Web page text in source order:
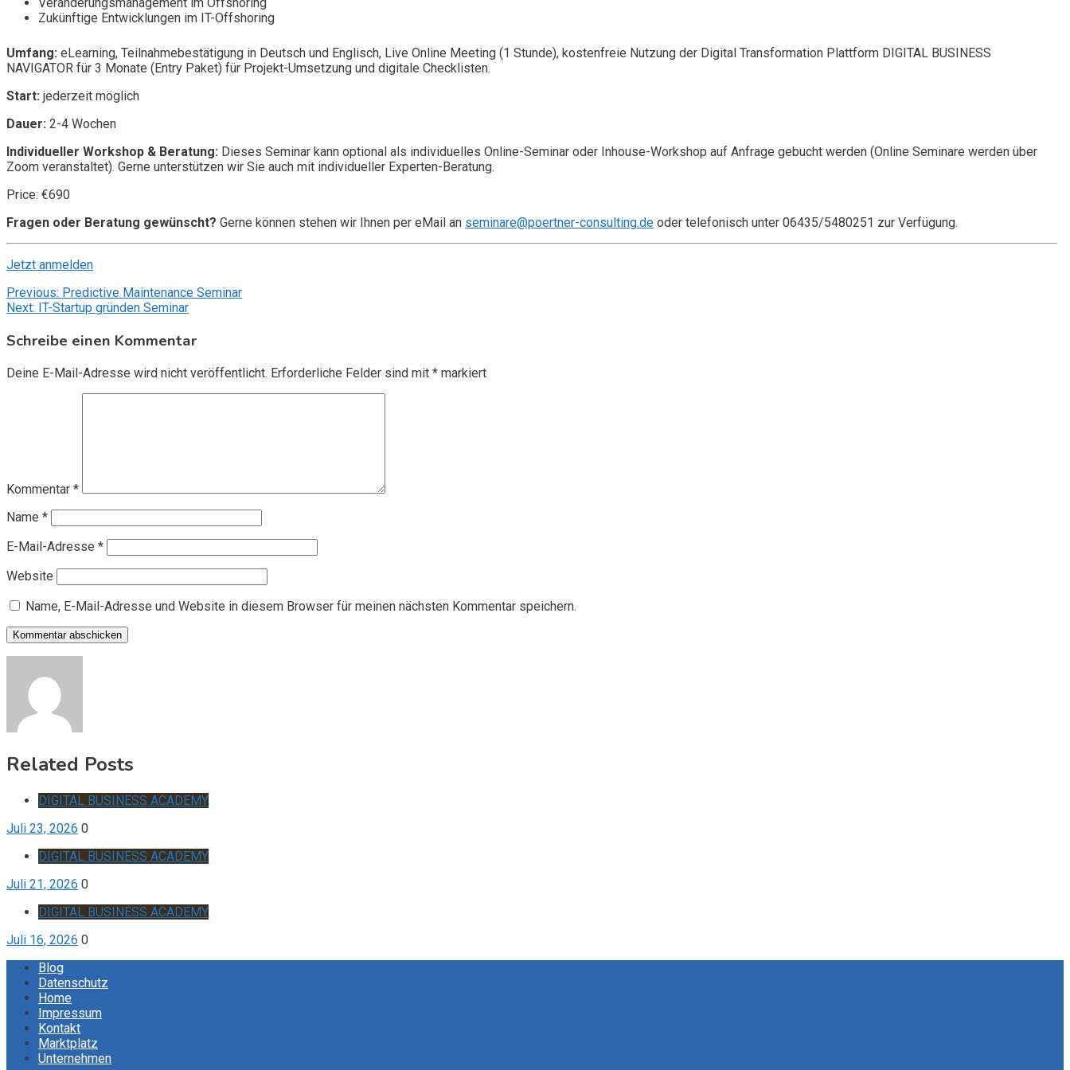
Zukünftige Entwicklungen im IT-Offshoring
Umfang: eLearning, Teilnahmebestätigung in Deutsch und Englisch, Live Online Meeting (1 Stunde), kostenfreie Nutzung der Digital Transformation Plattform DIGITAL BUSINESS
NAVIGATOR für 3 Monate (Entry Paket) für Projekt-Umsetzung und digitale Checklisten.
Start: jederzeit möglich
Dauer: 2-4 Wochen
Individueller Workshop & Beratung: Dieses Seminar kann optional als individuelles Online-Seminar oder Inhouse-Workshop auf Anfrage gebucht werden (Online Seminare werden über
Zoom veranstaltet). Gerne unterstützen wir Sie auch mit individueller Experten-Beratung.
Price: €690
Fragen oder Beratung gewünscht? Gerne können stehen wir Ihnen per eMail an seminare@poertner-consulting.de oder telefonisch unter 06435/5480251 zur Verfügung.
Jetzt anmelden
Beitragsnavigation
Previous: Predictive Maintenance Seminar
Next: IT-Startup gründen Seminar
Schreibe einen Kommentar
Deine E-Mail-Adresse wird nicht veröffentlicht. Erforderliche Felder sind mit * markiert
Kommentar *
Name *
E-Mail-Adresse *
Website
Name, E-Mail-Adresse und Website in diesem Browser für meinen nächsten Kommentar speichern.
Related Posts
DIGITAL BUSINESS ACADEMY
Juli 23, 2026 0
DIGITAL BUSINESS ACADEMY
Juli 21, 2026 0
DIGITAL BUSINESS ACADEMY
Juli 16, 2026 0
Blog
Datenschutz
Home
Impressum
Kontakt
Marktplatz
Unternehmen